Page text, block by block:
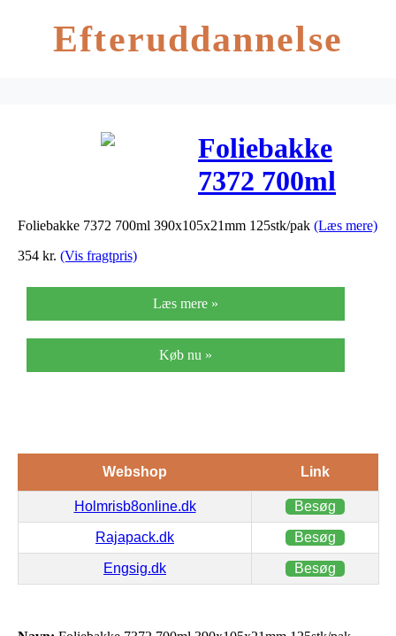
Efteruddannelse
Foliebakke
7372 700ml
390x105x21mm
Foliebakke 7372 700ml 390x105x21mm 125stk/pak (Læs mere)
354 kr. (Vis fragtpris)
Læs mere »
Køb nu »
Webshop Link
Holmrisb8online.dk Besøg
Rajapack.dk Besøg
Engsig.dk Besøg